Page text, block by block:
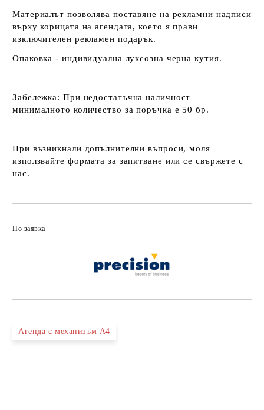
Материалът позволява поставяне на рекламни надписи
върху корицата на агендата, което я прави
изключителен рекламен подарък.
Опаковка - индивидуална луксозна черна кутия.
Забележка: При недостатъчна наличност
минималното количество за поръчка е 50 бр.
При възникнали допълнителни въпроси, моля
използвайте формата за запитване или се свържете с
нас.
По заявка
Агенда с механизъм А4